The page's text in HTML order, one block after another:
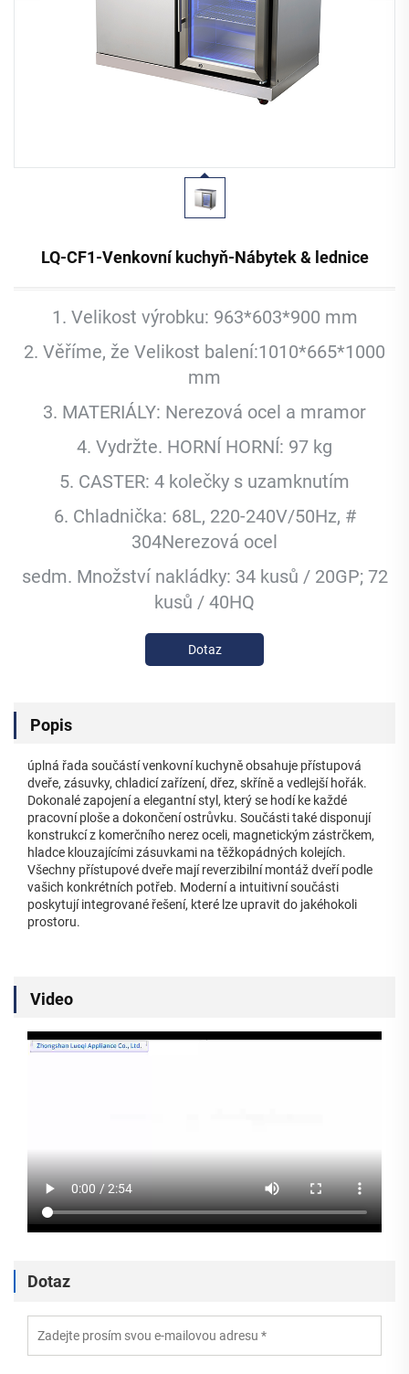
LQ-CF1-Venkovní kuchyň-Nábytek & lednice
1. Velikost výrobku: 963*603*900 mm
2. Věříme, že Velikost balení:1010*665*1000
mm
3. MATERIÁLY: Nerezová ocel a mramor
4. Vydržte. HORNÍ HORNÍ: 97 kg
5. CASTER: 4 kolečky s uzamknutím
6. Chladnička: 68L, 220-240V/50Hz, #
304Nerezová ocel
sedm. Množství nakládky: 34 kusů / 20GP; 72
kusů / 40HQ
Dotaz
Popis
úplná řada součástí venkovní kuchyně obsahuje přístupová
dveře, zásuvky, chladicí zařízení, dřez, skříně a vedlejší hořák.
Dokonalé zapojení a elegantní styl, který se hodí ke každé
pracovní ploše a dokončení ostrůvku. Součásti také disponují
konstrukcí z komerčního nerez oceli, magnetickým zástrčkem,
hladce klouzajícími zásuvkami na těžkopádných kolejích.
Všechny přístupové dveře mají reverzibilní montáž dveří podle
vašich konkrétních potřeb. Moderní a intuitivní součásti
poskytují integrované řešení, které lze upravit do jakéhokoli
prostoru.
Video
Dotaz